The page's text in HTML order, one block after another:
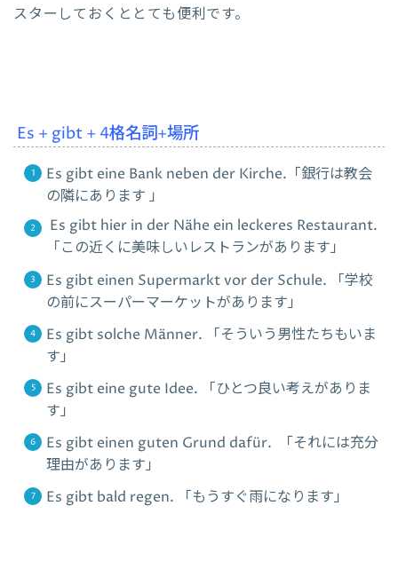
スターしておくととても便利です。
Es + gibt + 4格名詞+場所
Es gibt eine Bank neben der Kirche.「銀行は教会
の隣にあります 」
Es gibt hier in der Nähe ein leckeres Restaurant.
「この近くに美味しいレストランがあります」
Es gibt einen Supermarkt vor der Schule. 「学校
の前にスーパーマーケットがあります」
Es gibt solche Männer. 「そういう男性たちもいま
す」
Es gibt eine gute Idee. 「ひとつ良い考えがありま
す」
Es gibt einen guten Grund dafür. 「それには充分
理由があります」
Es gibt bald regen. 「もうすぐ雨になります」